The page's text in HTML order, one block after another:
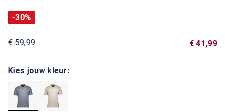
-30%
€ 59,99 € 41,99
Kies jouw kleur: